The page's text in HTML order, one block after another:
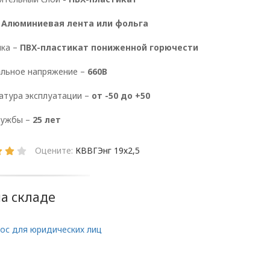
лента или фольга
– ПВХ-пластикат пониженной горючести
напряжение – 660В
эксплуатации – от -50 до +50
– 25 лет
Оцените: КВВГЭнг 19х2,5
складе
для юридических лиц
обработки персональных данных в ООО
обработки персональных данных,
персональных данных.
ООО «ЭлектроКабельКомплект».
отношений
данных